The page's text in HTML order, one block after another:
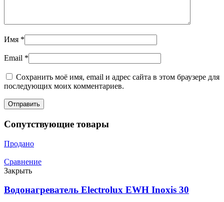
Имя *
Email *
Сохранить моё имя, email и адрес сайта в этом браузере для
последующих моих комментариев.
Сопутствующие товары
Продано
Сравнение
Закрыть
Водонагреватель Electrolux EWH Inoxis 30